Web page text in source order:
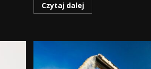
Czytaj dalej